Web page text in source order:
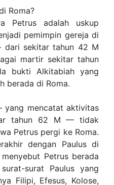
Roma?
Petrus adalah uskup
pemimpin gereja di
dari sekitar tahun 42 M
martir sekitar tahun
bukti Alkitabiah yang
berada di Roma.
yang mencatat aktivitas
tahun 62 M — tidak
Petrus pergi ke Roma.
dengan Paulus di
Petrus berada
surat Paulus yang
Filipi, Efesus, Kolose,